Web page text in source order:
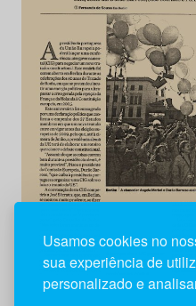
Usamos cookies no
sua experiência de
personalizado e